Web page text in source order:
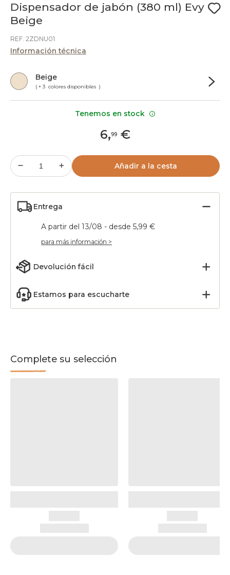
Dispensador de jabón (380 ml) Evy
Beige
REF. 2ZDNU01
Información técnica
Beige
( + 3 colores disponibles )
6,99€
Añadir a la cesta
Entrega
A partir del 13/08 - desde 5,99 €
para más información >
Devolución fácil
Estamos para escucharte
Complete su selección